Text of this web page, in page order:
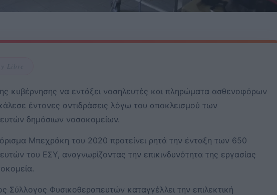
Libre
κυβέρνησης να εντάξει νοσηλευτές και πληρώματα ασθενοφόρων
έντονες αντιδράσεις λόγω του αποκλεισμού των
δημόσιων νοσοκομείων.
Μπεχράκη του 2020 προτείνει ρητά την ένταξη των 650
του ΕΣΥ, αναγνωρίζοντας την επικινδυνότητα της εργασίας
Σύλλογος Φυσικοθεραπευτών καταγγέλλει την επιλεκτική